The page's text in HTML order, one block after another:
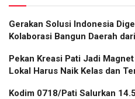
Gerakan Solusi Indonesia
Kolaborasi Bangun Daerah
Pekan Kreasi Pati Jadi
Lokal Harus Naik Kelas dan
Kodim 0718/Pati Salurkan